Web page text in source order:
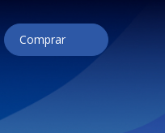
Comprar